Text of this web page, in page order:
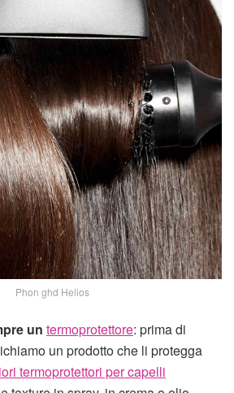
Phon ghd Helios
un termoprotettore: prima di
un prodotto che li protegga
termoprotettori per capelli